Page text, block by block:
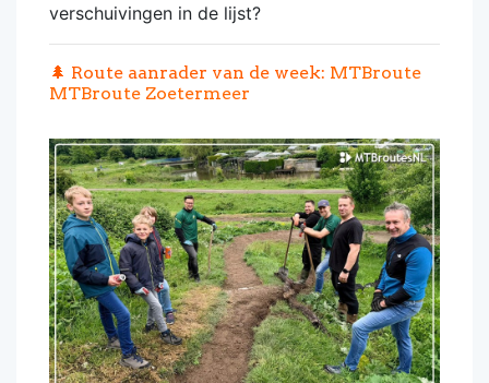
verschuivingen in de lijst?
🌲 Route aanrader van de week: MTBroute
MTBroute Zoetermeer